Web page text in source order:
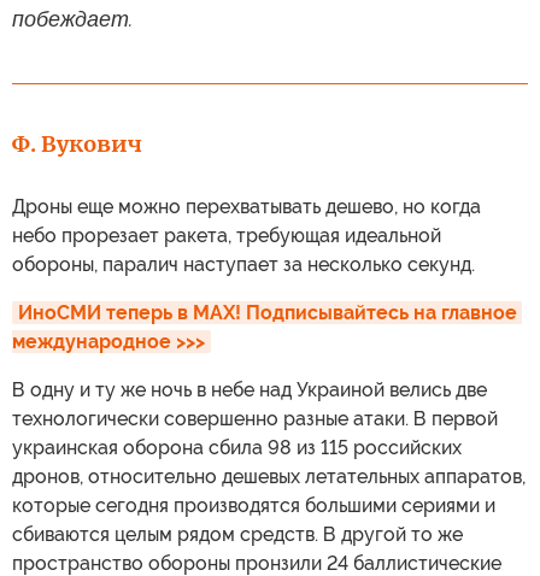
побеждает.
Ф. Вукович
Дроны еще можно перехватывать дешево, но когда
небо прорезает ракета, требующая идеальной
обороны, паралич наступает за несколько секунд.
ИноСМИ теперь в MAX! Подписывайтесь на главное
международное >>>
В одну и ту же ночь в небе над Украиной велись две
технологически совершенно разные атаки. В первой
украинская оборона сбила 98 из 115 российских
дронов, относительно дешевых летательных аппаратов,
которые сегодня производятся большими сериями и
сбиваются целым рядом средств. В другой то же
пространство обороны пронзили 24 баллистические